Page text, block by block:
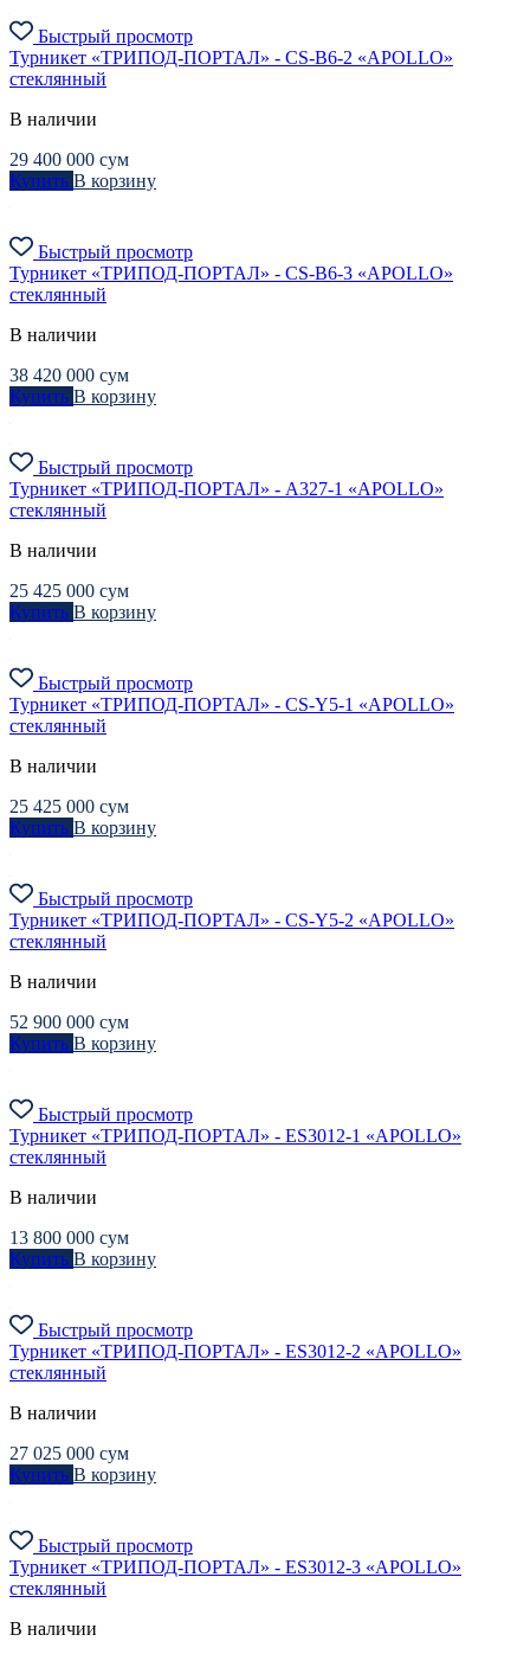
Быстрый просмотр
Турникет «ТРИПОД-ПОРТАЛ» - CS-B6-2 «APOLLO»
стеклянный
В наличии
29 400 000 сум
Купить В корзину
Быстрый просмотр
Турникет «ТРИПОД-ПОРТАЛ» - CS-B6-3 «APOLLO»
стеклянный
В наличии
38 420 000 сум
Купить В корзину
Быстрый просмотр
Турникет «ТРИПОД-ПОРТАЛ» - A327-1 «APOLLO»
стеклянный
В наличии
25 425 000 сум
Купить В корзину
Быстрый просмотр
Турникет «ТРИПОД-ПОРТАЛ» - CS-Y5-1 «APOLLO»
стеклянный
В наличии
25 425 000 сум
Купить В корзину
Быстрый просмотр
Турникет «ТРИПОД-ПОРТАЛ» - CS-Y5-2 «APOLLO»
стеклянный
В наличии
52 900 000 сум
Купить В корзину
Быстрый просмотр
Турникет «ТРИПОД-ПОРТАЛ» - ES3012-1 «APOLLO»
стеклянный
В наличии
13 800 000 сум
Купить В корзину
Быстрый просмотр
Турникет «ТРИПОД-ПОРТАЛ» - ES3012-2 «APOLLO»
стеклянный
В наличии
27 025 000 сум
Купить В корзину
Быстрый просмотр
Турникет «ТРИПОД-ПОРТАЛ» - ES3012-3 «APOLLO»
стеклянный
В наличии